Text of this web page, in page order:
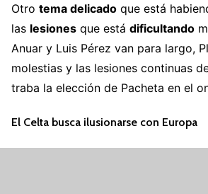
Otro tema delicado que está
las lesiones que está dificultando
Anuar y Luis Pérez van para largo,
molestias y las lesiones continuas
traba la elección de Pacheta en el
El Celta busca ilusionarse con Europa